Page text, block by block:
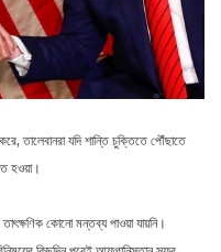
তালেবানরা যদি শান্তি চুক্তিতে পৌঁছাতে
হওয়া।
কোনো মন্তব্য পাওয়া যায়নি।